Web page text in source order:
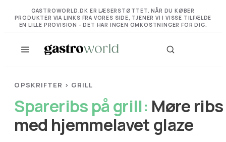
GASTROWORLD.DK ER LÆSERSTØTTET. NÅR DU KØBER
PRODUKTER VIA LINKS FRA VORES SIDE, TJENER VI I VISSE TILFÆLDE
EN LILLE PROVISION - DET HAR INGEN OMKOSTNINGER FOR DIG.
OPSKRIFTER › GRILL
Spareribs på grill: Møre ribs
med hjemmelavet glaze